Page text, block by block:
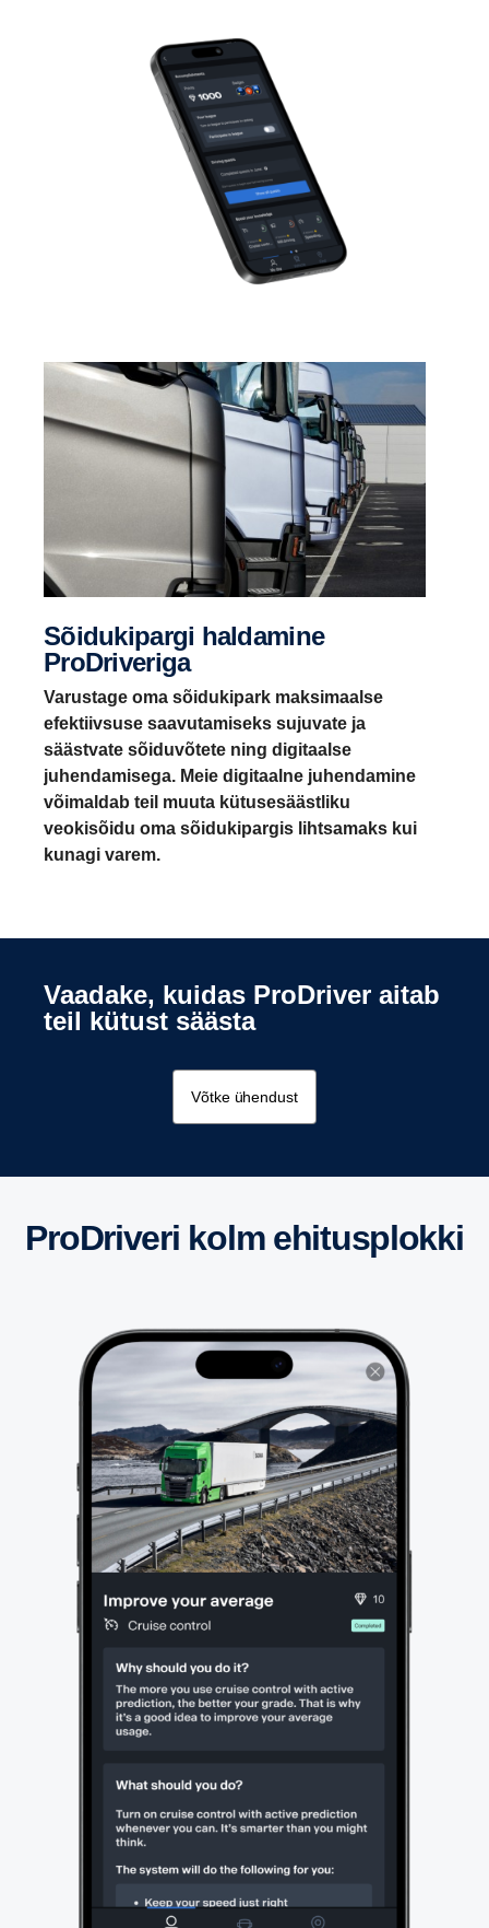
Sõidukipargi haldamine
ProDriveriga
Varustage oma sõidukipark maksimaalse
efektiivsuse saavutamiseks sujuvate ja
säästvate sõiduvõtete ning digitaalse
juhendamisega. Meie digitaalne juhendamine
võimaldab teil muuta kütusesäästliku
veokisõidu oma sõidukipargis lihtsamaks kui
kunagi varem.
Vaadake, kuidas ProDriver aitab
teil kütust säästa
Võtke ühendust
ProDriveri kolm ehitusplokki